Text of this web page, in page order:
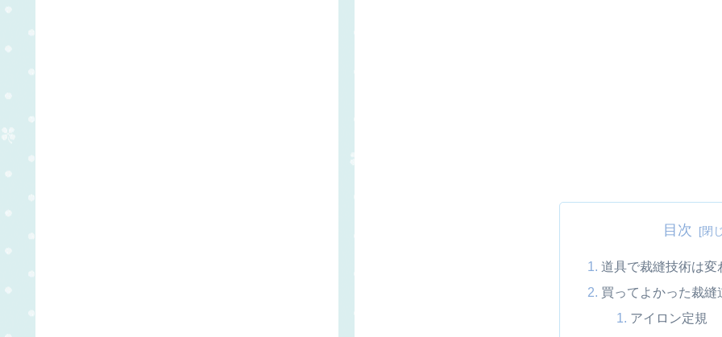
目次
道具で裁縫技術は変
買ってよかった裁縫
アイロン定規